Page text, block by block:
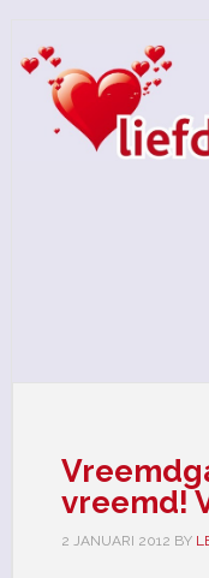
vreemd!
2 JANUARI 2012 BY